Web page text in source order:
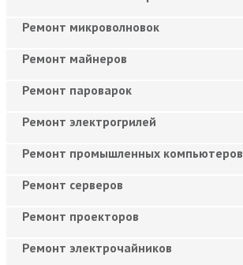
Ремонт микроволновок
Ремонт майнеров
Ремонт пароварок
Ремонт электрогрилей
Ремонт промышленных компьютеров
Ремонт серверов
Ремонт проекторов
Ремонт электрочайников